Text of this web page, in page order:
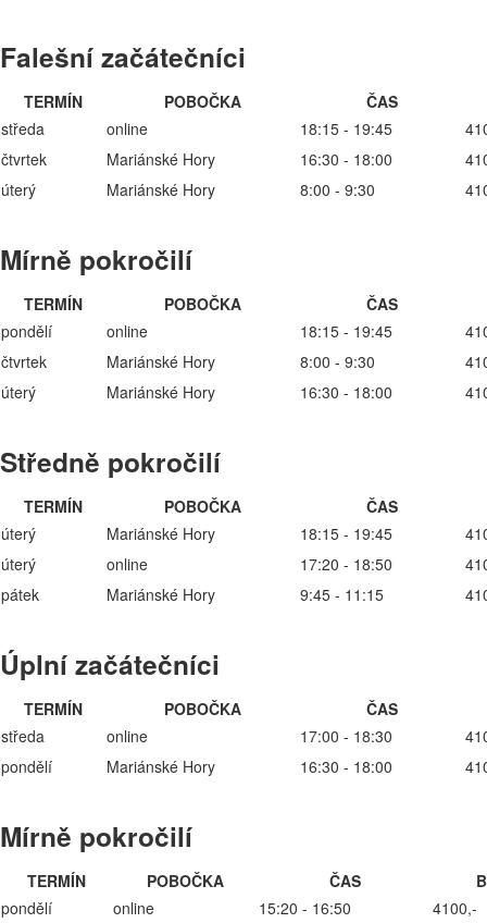
Falešní začátečníci
TERMÍN POBOČKA
ČAS
středa
online 18:15 - 19:45
čtvrtek
Mariánské Hory 16:30 - 18:00
úterý
Mariánské Hory 8:00 - 9:30
Mírně pokročilí
TERMÍN POBOČKA
ČAS
pondělí
online 18:15 - 19:45
čtvrtek
Mariánské Hory 8:00 - 9:30
úterý
Mariánské Hory 16:30 - 18:00
Středně pokročilí
TERMÍN POBOČKA
ČAS
úterý
Mariánské Hory 18:15 - 19:45
úterý
online 17:20 - 18:50
pátek
Mariánské Hory 9:45 - 11:15
Úplní začátečníci
TERMÍN POBOČKA
ČAS
středa
online 17:00 - 18:30
pondělí
Mariánské Hory 16:30 - 18:00
Mírně pokročilí
TERMÍN POBOČKA ČAS
pondělí
online 15:20 - 16:50 4100,-